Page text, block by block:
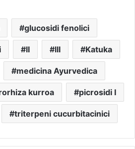
glucosidi fenolici
II III Katuka
medicina Ayurvedica
kurroa picrosidi I
triterpeni cucurbitacinici